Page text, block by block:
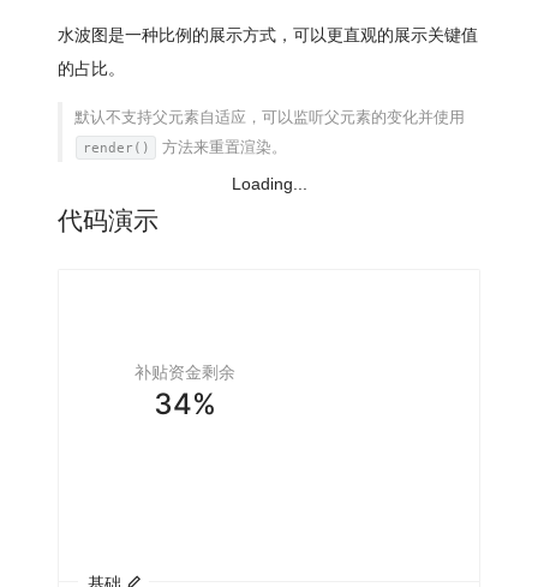
水波图是一种比例的展示方式，可以更直观的展示关键值
的占比。
默认不支持父元素自适应，可以监听父元素的变化并使用
render() 方法来重置渲染。
代码演示
补贴资金剩余
34%
基础
Loading...